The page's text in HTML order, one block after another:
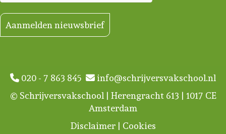
Aanmelden nieuwsbrief
020 - 7 863 845
info@schrijversvakschool.nl
© Schrijversvakschool | Herengracht 613 | 1017 CE
Amsterdam
Disclaimer| Cookies